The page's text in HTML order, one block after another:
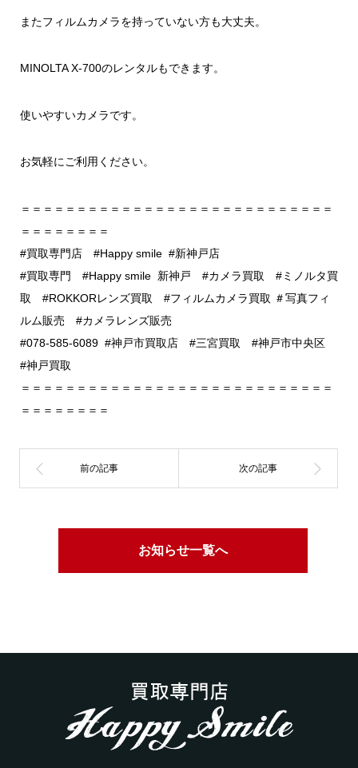
またフィルムカメラを持っていない方も大丈夫。
MINOLTA X-700のレンタルもできます。
使いやすいカメラです。
お気軽にご利用ください。
＝＝＝＝＝＝＝＝＝＝＝＝＝＝＝＝＝＝＝＝＝＝＝＝＝＝＝＝
＝＝＝＝＝＝＝＝
#買取専門店 #Happy smile #新神戸店
#買取専門 #Happy smile 新神戸 #カメラ買取 #ミノルタ買
取 #ROKKORレンズ買取 #フィルムカメラ買取 ＃写真フィ
ルム販売 #カメラレンズ販売
#078-585-6089 #神戸市買取店 #三宮買取 #神戸市中央区
#神戸買取
＝＝＝＝＝＝＝＝＝＝＝＝＝＝＝＝＝＝＝＝＝＝＝＝＝＝＝＝
＝＝＝＝＝＝＝＝
お知らせ一覧へ